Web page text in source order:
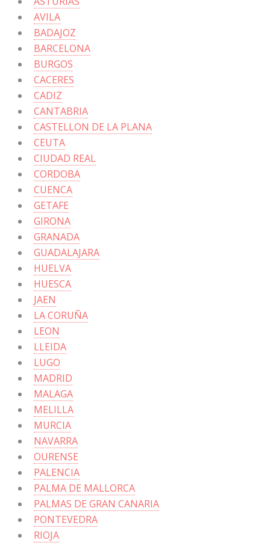
AVILA
BADAJOZ
BARCELONA
BURGOS
CACERES
CADIZ
CANTABRIA
CASTELLON DE LA PLANA
CEUTA
CIUDAD REAL
CORDOBA
CUENCA
GETAFE
GIRONA
GRANADA
GUADALAJARA
HUELVA
HUESCA
JAEN
LA CORUÑA
LEON
LLEIDA
LUGO
MADRID
MALAGA
MELILLA
MURCIA
NAVARRA
OURENSE
PALENCIA
PALMA DE MALLORCA
PALMAS DE GRAN CANARIA
PONTEVEDRA
RIOJA